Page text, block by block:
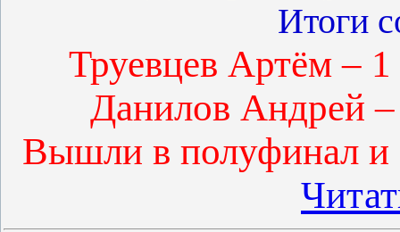
Итоги
Труевцев Артём –
Данилов Андрей –
Вышли в полуфинал и